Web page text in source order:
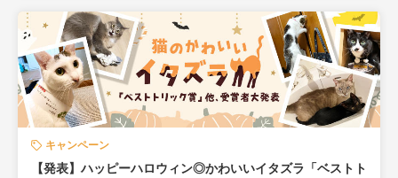
キャンペーン
【発表】ハッピーハロウィン◎かわいいイタズラ「ベストト